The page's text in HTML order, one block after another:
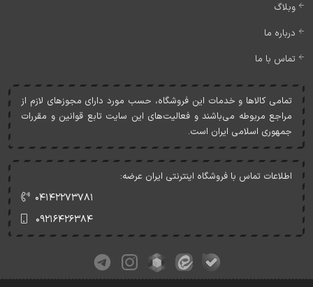
وبلاگ
درباره ما
تماس با ما
تمامی کالاها و خدمات اين فروشگاه، حسب مورد دارای مجوزهای لازم از
مراجع مربوطه می‌باشند و فعاليت‌های اين سايت تابع قوانين و مقررات
جمهوری اسلامی ايران است.
اطلاعات تماس با فروشگاه اینترنتی ایران عرضه:
۰۴۱۴۲۲۷۳۷۸۱
۰۹۲۱۶۴۲۶۳۸۴